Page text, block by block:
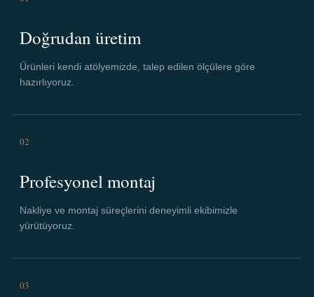
Doğrudan üretim
Ürünleri kendi atölyemizde, talep edilen ölçülere göre
hazırlıyoruz.
02
Profesyonel montaj
Nakliye ve montaj süreçlerini deneyimli ekibimizle
yürütüyoruz.
03